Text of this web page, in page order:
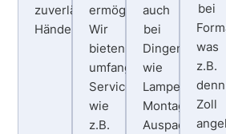
zuverlässigen
Händen.
ermöglichen.
Wir
bieten
umfangreiche
Services
wie
z.B.
auch
bei
Dingen
wie
Lampen-
Montage,
Auspacken
bei
was
z.B.
denn
Zoll